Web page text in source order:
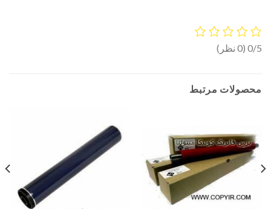
0/5 (0 نظر)
محصولات مرتبط